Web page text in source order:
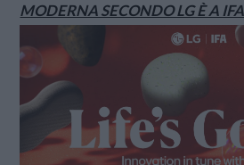
MODERNA SECONDO LG È A